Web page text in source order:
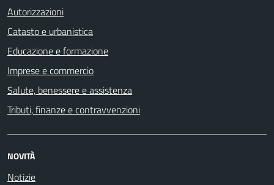
Autorizzazioni
Catasto e urbanistica
Educazione e formazione
Imprese e commercio
Salute, benessere e assistenza
Tributi, finanze e contravvenzioni
NOVITÀ
Notizie